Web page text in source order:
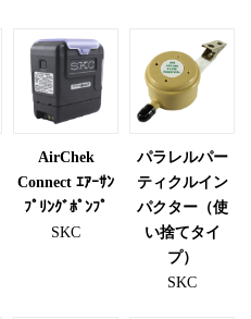
の
ジ
送
AirChek
Connect ｴｱｰｻﾝ
ﾌﾟﾘﾝｸﾞﾎﾟﾝﾌﾟ
SKC
パラレルパー
ティクルイン
パクター（使
い捨てタイ
プ）
SKC